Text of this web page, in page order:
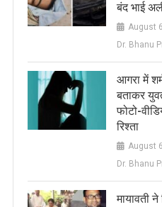
बंद भाई
August
Dr. Bhanu
आगरा में
बताकर
फोटो-
रिश्ता
August
Dr. Bhanu
मायावती